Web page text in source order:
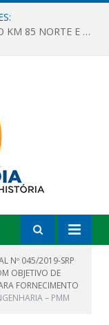
OBRAS DA QUADRA POLIESPORTIVA DO KM 85 NORTE E DA ESCOLA GASPAR VIANA AVANÇAM
Nº 045/2019-SRP
OBJETIVO DE
FORNECIMENTO
– PMM